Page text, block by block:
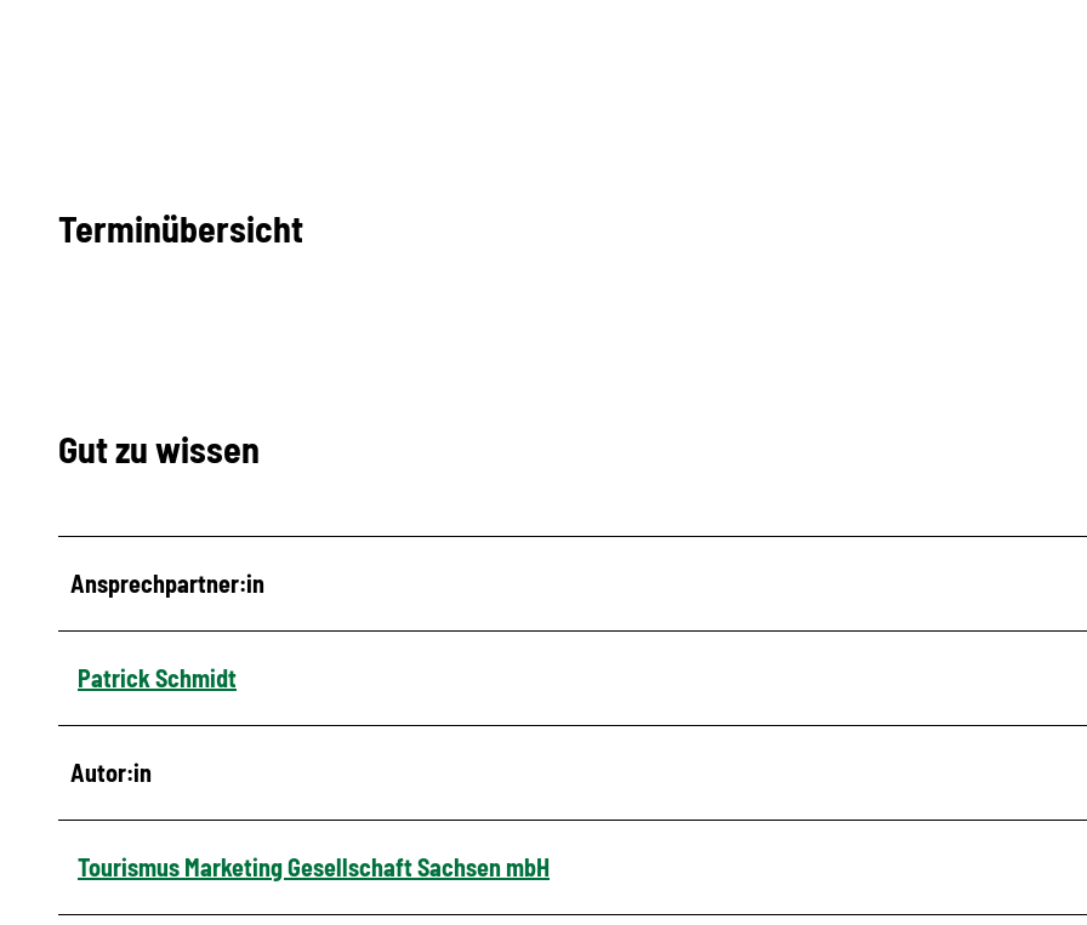
Terminübersicht
Gut zu wissen
Ansprechpartner:in
Patrick Schmidt
Autor:in
Tourismus Marketing Gesellschaft Sachsen mbH